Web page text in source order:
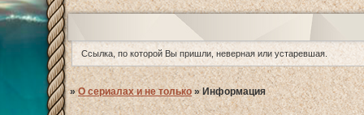
Ссылка, по которой Вы пришли, неверная или устаревшая.
»О сериалах и не только »Информация